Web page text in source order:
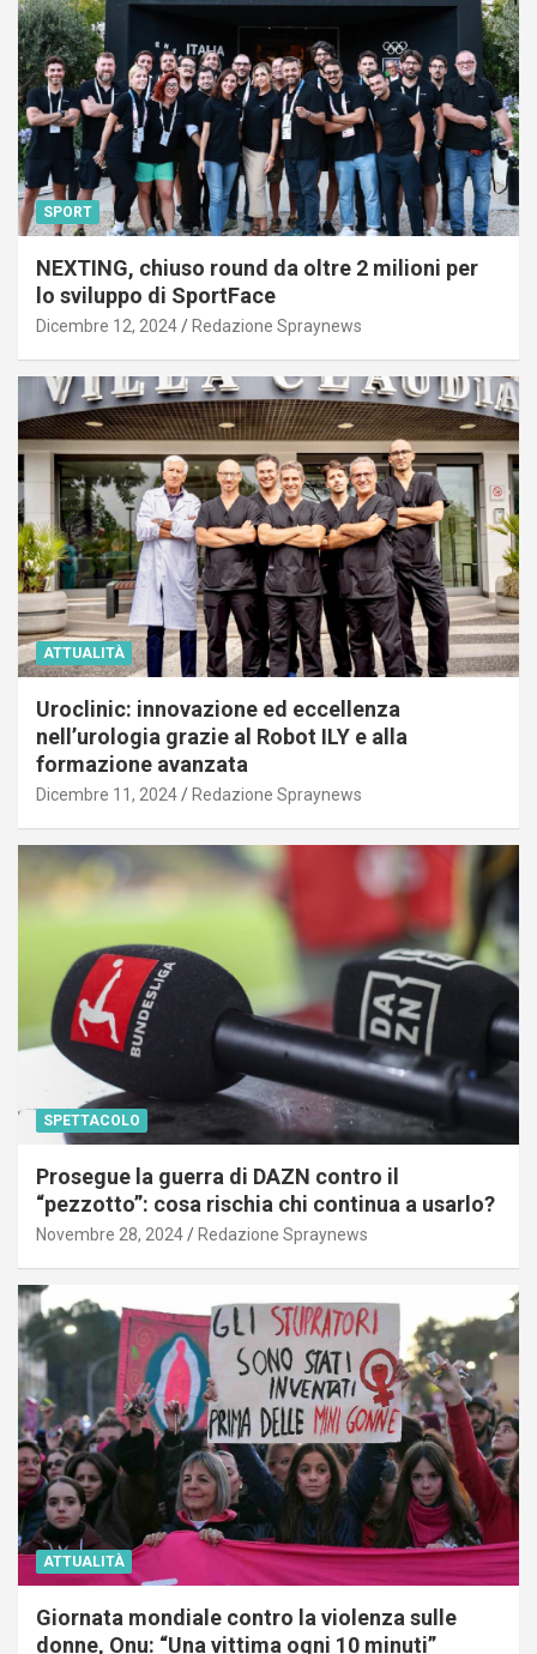
SPORT
NEXTING, chiuso round da oltre 2 milioni per
lo sviluppo di SportFace
Dicembre 12, 2024 Redazione Spraynews
ATTUALITÀ
Uroclinic: innovazione ed eccellenza
nell’urologia grazie al Robot ILY e alla
formazione avanzata
Dicembre 11, 2024 Redazione Spraynews
SPETTACOLO
Prosegue la guerra di DAZN contro il
“pezzotto”: cosa rischia chi continua a usarlo?
Novembre 28, 2024 Redazione Spraynews
ATTUALITÀ
Giornata mondiale contro la violenza sulle
donne, Onu: “Una vittima ogni 10 minuti”